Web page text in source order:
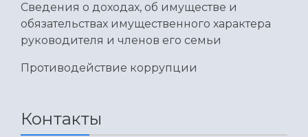
Сведения о доходах, об имуществе и
обязательствах имущественного характера
руководителя и членов его семьи
Противодействие коррупции
Контакты